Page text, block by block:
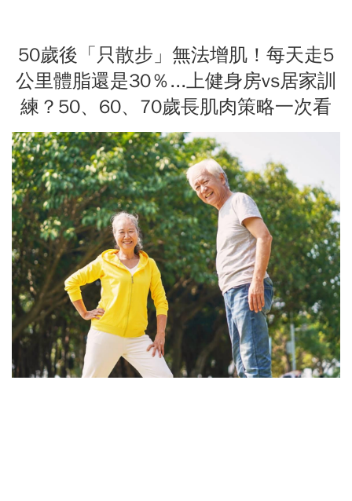
50歲後「只散步」無法增肌！每天走5
公里體脂還是30％...上健身房vs居家訓
練？50、60、70歲長肌肉策略一次看